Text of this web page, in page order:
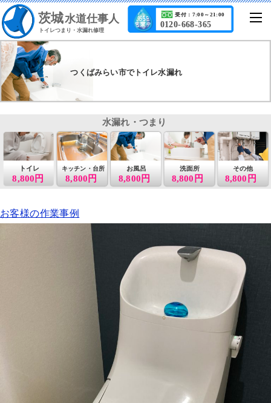
茨城水道仕事人
トイレつまり・水漏れ修理
0120-668-365
受付：7:00～21:00
つくばみらい市でトイレ水漏れ
8,800円
トイレ
8,800円
キッチン・台所 お風呂
8,800円
洗面所
8,800円
その他
8,800円
水漏れ・つまり
お客様の作業事例